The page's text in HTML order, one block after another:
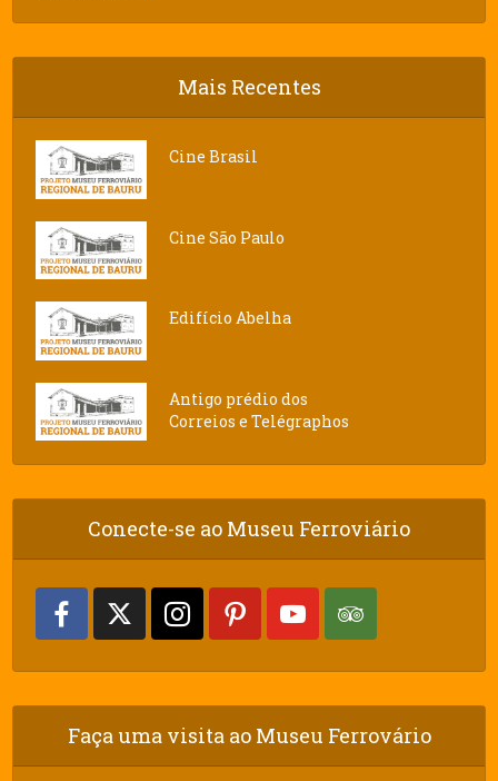
Mais Recentes
Cine Brasil
Cine São Paulo
Edifício Abelha
Antigo prédio dos
Correios e Telégraphos
Conecte-se ao Museu Ferroviário
Faça uma visita ao Museu Ferrovário